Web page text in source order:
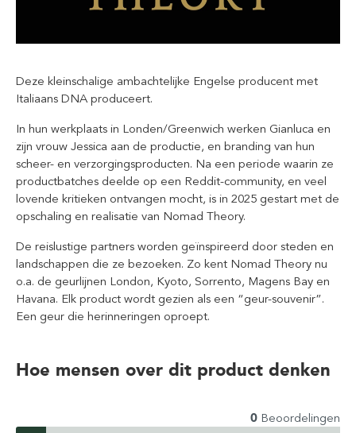
Deze kleinschalige ambachtelijke Engelse producent met
Italiaans DNA produceert.
In hun werkplaats in Londen/Greenwich werken Gianluca en
zijn vrouw Jessica aan de productie, en branding van hun
scheer- en verzorgingsproducten. Na een periode waarin ze
productbatches deelde op een Reddit-community, en veel
lovende kritieken ontvangen mocht, is in 2025 gestart met de
opschaling en realisatie van Nomad Theory.
De reislustige partners worden geïnspireerd door steden en
landschappen die ze bezoeken. Zo kent Nomad Theory nu
o.a. de geurlijnen London, Kyoto, Sorrento, Magens Bay en
Havana. Elk product wordt gezien als een “geur-souvenir”.
Een geur die herinneringen oproept.
Hoe mensen over dit product denken
0 Beoordelingen